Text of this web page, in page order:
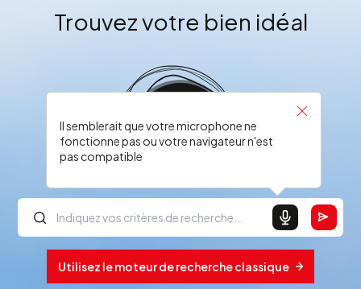
Trouvez votre bien idéal
Il semblerait que votre microphone ne
fonctionne pas ou votre navigateur n'est
pas compatible
Utilisez le moteur de recherche classique